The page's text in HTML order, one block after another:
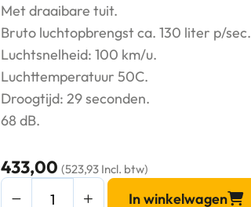
Met draaibare tuit.
Bruto luchtopbrengst ca. 130 liter p/sec.
Luchtsnelheid: 100 km/u.
Luchttemperatuur 50C.
Droogtijd: 29 seconden.
68 dB.
433,00(523,93 Incl. btw)
In winkelwagen